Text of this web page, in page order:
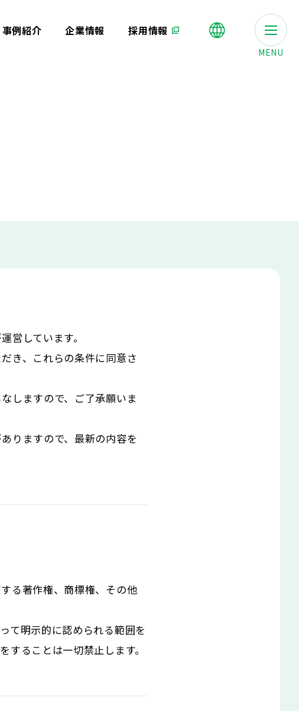
例紹介 企業情報 採用情報
MENU
営しています。
き、これらの条件に同意さ
しますので、ご了承願いま
りますので、最新の内容を
る著作権、商標権、その他
て明示的に認められる範囲を
ることは一切禁止します。